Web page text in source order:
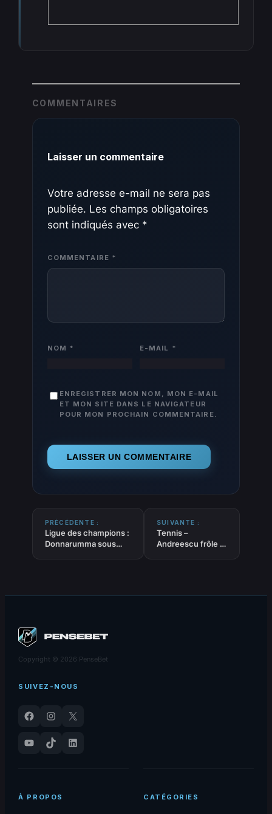
COMMENTAIRES
Laisser un commentaire
Votre adresse e-mail ne sera pas
publiée. Les champs obligatoires
sont indiqués avec *
COMMENTAIRE *
NOM * E-MAIL *
ENREGISTRER MON NOM, MON E-MAIL
ET MON SITE DANS LE NAVIGATEUR
POUR MON PROCHAIN COMMENTAIRE.
PRÉCÉDENTE :
Ligue des champions :
Donnarumma sous
SUIVANTE :
Tennis –
Andreescu frôle la
Copyright © 2026 PenseBet
SUIVEZ-NOUS
Facebook Instagram
X
YouTube
TikTok LinkedIn
À PROPOS CATÉGORIES